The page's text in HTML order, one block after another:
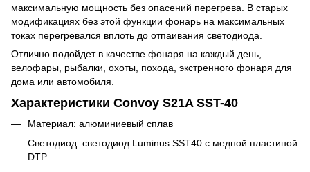
максимальную мощность без опасений перегрева. В старых
модификациях без этой функции фонарь на максимальных
токах перегревался вплоть до отпаивания светодиода.
Отлично подойдет в качестве фонаря на каждый день,
велофары, рыбалки, охоты, похода, экстренного фонаря для
дома или автомобиля.
Характеристики Convoy S21A SST-40
Материал: алюминиевый сплав
Светодиод: светодиод Luminus SST40 с медной пластиной
DTP